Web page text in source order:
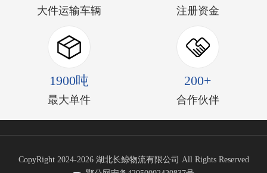
大件运输车辆 注册资金
1900吨
最大单件
200+
合作伙伴
CopyRight 2024-2026 湖北长鲸物流有限公司 All Rights Reserved